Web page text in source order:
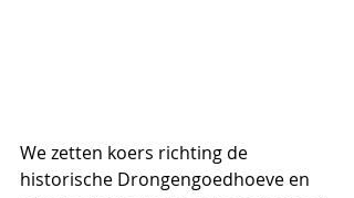
We zetten koers richting de
historische Drongengoedhoeve en